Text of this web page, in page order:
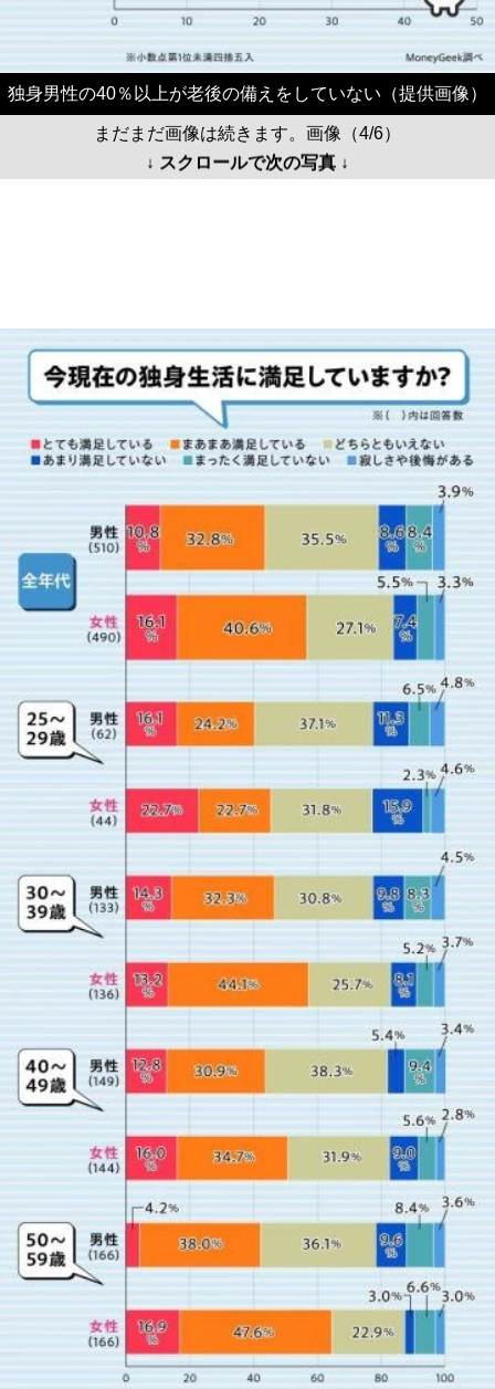
独身男性の40％以上が老後の備えをしていない（提供画像）
まだまだ画像は続きます。画像（4/6）
↓ スクロールで次の写真 ↓